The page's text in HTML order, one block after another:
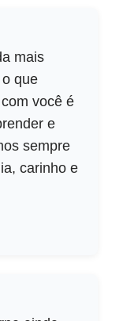
mais
que
você é
e
sempre
carinho e